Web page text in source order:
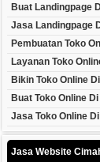
Buat Landingpage
Jasa Landingpage
Pembuatan Toko
Layanan Toko
Bikin Toko Online
Buat Toko Online
Jasa Toko Online
Jasa Website